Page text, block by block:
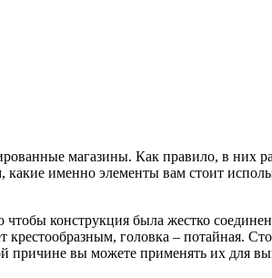
магазины. Как правило, в них
именно элементы вам стоит
конструкция была жестко
головка – потайная.
причине вы можете применять их для